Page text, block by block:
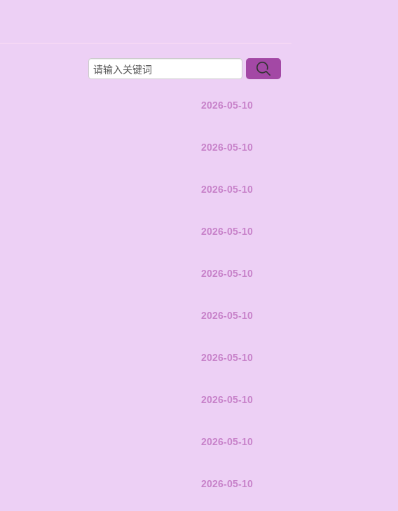
2026-05-10
2026-05-10
2026-05-10
2026-05-10
2026-05-10
2026-05-10
2026-05-10
2026-05-10
2026-05-10
2026-05-10